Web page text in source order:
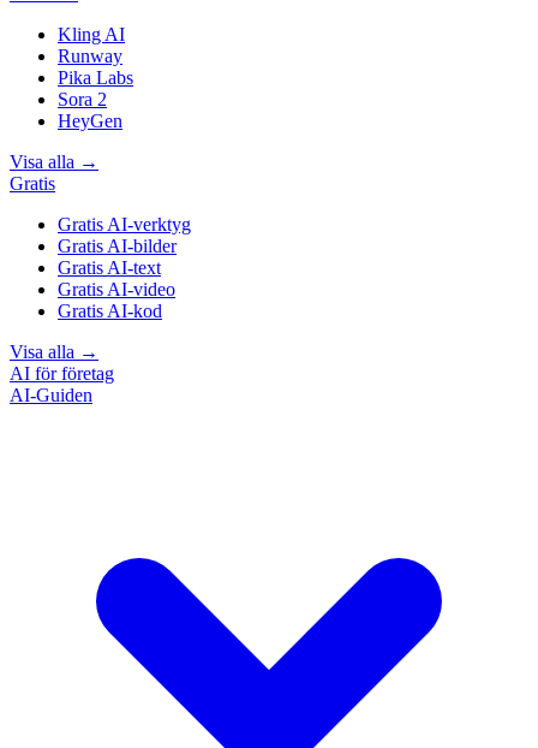
Kling AI
Runway
Pika Labs
Sora 2
HeyGen
Visa alla →
Gratis
Gratis AI-verktyg
Gratis AI-bilder
Gratis AI-text
Gratis AI-video
Gratis AI-kod
Visa alla →
AI för företag
AI-Guiden